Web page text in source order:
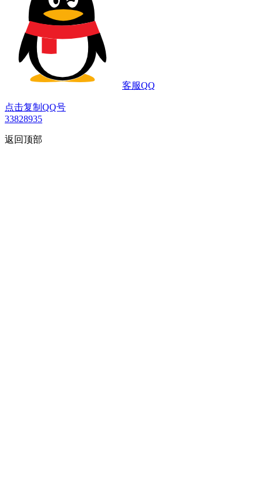
客服QQ
点击复制QQ号
33828935
返回顶部